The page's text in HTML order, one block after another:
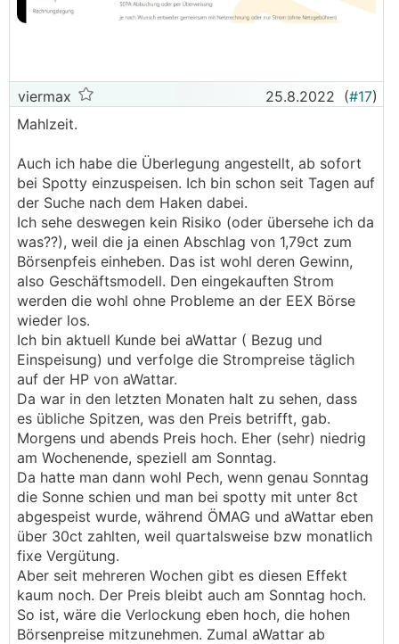
viermax 25.8.2022 (#17)
Mahlzeit.
Auch ich habe die Überlegung angestellt, ab sofort
bei Spotty einzuspeisen. Ich bin schon seit Tagen auf
der Suche nach dem Haken dabei.
Ich sehe deswegen kein Risiko (oder übersehe ich da
was??), weil die ja einen Abschlag von 1,79ct zum
Börsenpfeis einheben. Das ist wohl deren Gewinn,
also Geschäftsmodell. Den eingekauften Strom
werden die wohl ohne Probleme an der EEX Börse
wieder los.
Ich bin aktuell Kunde bei aWattar ( Bezug und
Einspeisung) und verfolge die Strompreise täglich
auf der HP von aWattar.
Da war in den letzten Monaten halt zu sehen, dass
es übliche Spitzen, was den Preis betrifft, gab.
Morgens und abends Preis hoch. Eher (sehr) niedrig
am Wochenende, speziell am Sonntag.
Da hatte man dann wohl Pech, wenn genau Sonntag
die Sonne schien und man bei spotty mit unter 8ct
abgespeist wurde, während ÖMAG und aWattar eben
über 30ct zahlten, weil quartalsweise bzw monatlich
fixe Vergütung.
Aber seit mehreren Wochen gibt es diesen Effekt
kaum noch. Der Preis bleibt auch am Sonntag hoch.
So ist, wäre die Verlockung eben hoch, die hohen
Börsenpreise mitzunehmen. Zumal aWattar ab